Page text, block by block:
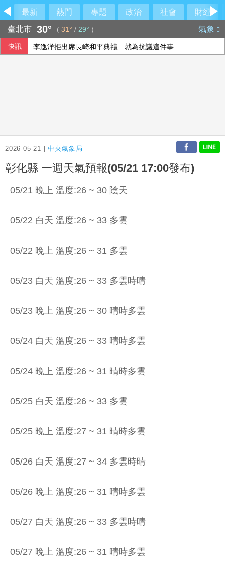
最新 熱門 專題 政治 社會
財經
臺北市 30° ( 31° / 29° ) 氣象
快訊 李逸洋拒出席長崎和平典禮 就為抗議這件事
2026-05-21 |中央氣象局
彰化縣 一週天氣預報(05/21 17:00發布)
05/21 晚上 溫度:26 ~ 30 陰天
05/22 白天 溫度:26 ~ 33 多雲
05/22 晚上 溫度:26 ~ 31 多雲
05/23 白天 溫度:26 ~ 33 多雲時晴
05/23 晚上 溫度:26 ~ 30 晴時多雲
05/24 白天 溫度:26 ~ 33 晴時多雲
05/24 晚上 溫度:26 ~ 31 晴時多雲
05/25 白天 溫度:26 ~ 33 多雲
05/25 晚上 溫度:27 ~ 31 晴時多雲
05/26 白天 溫度:27 ~ 34 多雲時晴
05/26 晚上 溫度:26 ~ 31 晴時多雲
05/27 白天 溫度:26 ~ 33 多雲時晴
05/27 晚上 溫度:26 ~ 31 晴時多雲